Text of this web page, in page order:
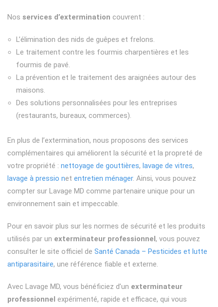
Nos services d’extermination couvrent :
L’élimination des nids de guêpes et frelons.
Le traitement contre les fourmis charpentières et les
fourmis de pavé.
La prévention et le traitement des araignées autour des
maisons.
Des solutions personnalisées pour les entreprises
(restaurants, bureaux, commerces).
En plus de l’extermination, nous proposons des services
complémentaires qui améliorent la sécurité et la propreté de
votre propriété : nettoyage de gouttières, lavage de vitres,
lavage à pressio net entretien ménager. Ainsi, vous pouvez
compter sur Lavage MD comme partenaire unique pour un
environnement sain et impeccable.
Pour en savoir plus sur les normes de sécurité et les produits
utilisés par un exterminateur professionnel, vous pouvez
consulter le site officiel de Santé Canada – Pesticides et lutte
antiparasitaire, une référence fiable et externe.
Avec Lavage MD, vous bénéficiez d’un exterminateur
professionnel expérimenté, rapide et efficace, qui vous